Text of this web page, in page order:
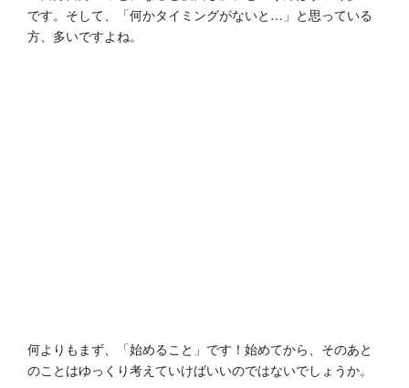
です。そして、「何かタイミングがないと…」と思っている
方、多いですよね。
何よりもまず、「始めること」です！始めてから、そのあと
のこと はゆっくり考えていけばいいのではないでしょうか。